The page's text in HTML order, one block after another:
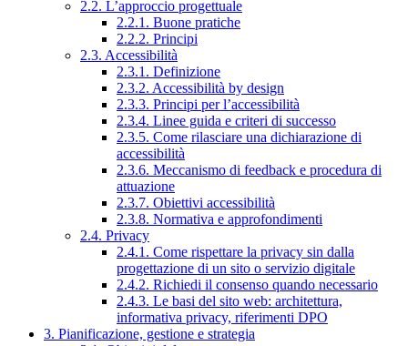
2.2. L’approccio progettuale
2.2.1. Buone pratiche
2.2.2. Principi
2.3. Accessibilità
2.3.1. Definizione
2.3.2. Accessibilità by design
2.3.3. Principi per l’accessibilità
2.3.4. Linee guida e criteri di successo
2.3.5. Come rilasciare una dichiarazione di
accessibilità
2.3.6. Meccanismo di feedback e procedura di
attuazione
2.3.7. Obiettivi accessibilità
2.3.8. Normativa e approfondimenti
2.4. Privacy
2.4.1. Come rispettare la privacy sin dalla
progettazione di un sito o servizio digitale
2.4.2. Richiedi il consenso quando necessario
2.4.3. Le basi del sito web: architettura,
informativa privacy, riferimenti DPO
3. Pianificazione, gestione e strategia